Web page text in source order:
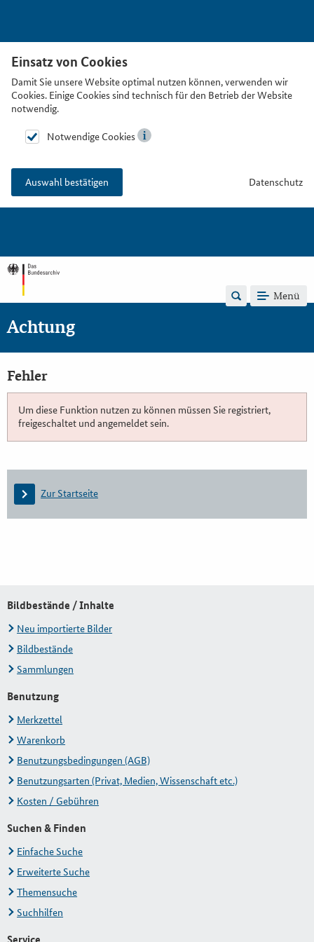
Einsatz von Cookies
Damit Sie unsere Website optimal nutzen können, verwenden wir
Cookies. Einige Cookies sind technisch für den Betrieb der Website
notwendig.
Notwendige Cookies
Auswahl bestätigen Datenschutz
Menü
Achtung
Fehler
Um diese Funktion nutzen zu können müssen Sie registriert,
freigeschaltet und angemeldet sein.
Zur Startseite
Bildbestände / Inhalte
Neu importierte Bilder
Bildbestände
Sammlungen
Benutzung
Merkzettel
Warenkorb
Benutzungsbedingungen (AGB)
Benutzungsarten (Privat, Medien, Wissenschaft etc.)
Kosten / Gebühren
Suchen & Finden
Einfache Suche
Erweiterte Suche
Themensuche
Suchhilfen